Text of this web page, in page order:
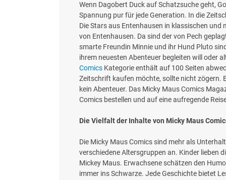
Wenn Dagobert Duck auf Schatzsuche geht,
Spannung pur für jede Generation. In die
Die Stars aus Entenhausen in klassischen
von Entenhausen. Da sind der von Pech
smarte Freundin Minnie und ihr Hund Pluto
ihrem neuesten Abenteuer begleiten will oder
Comics Kategorie enthält auf 100 Seiten
Zeitschrift kaufen möchte, sollte nicht zögern.
kein Abenteuer. Das Micky Maus Comics
Comics bestellen und auf eine aufregende
Die Vielfalt der Inhalte von Micky Maus
Die Micky Maus Comics sind mehr als
verschiedene Altersgruppen an. Kinder lieben
Mickey Maus. Erwachsene schätzen den
immer ins Schwarze. Jede Geschichte bietet